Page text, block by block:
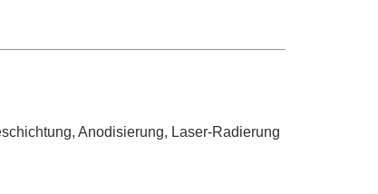
Anodisierung, Laser-Radierung